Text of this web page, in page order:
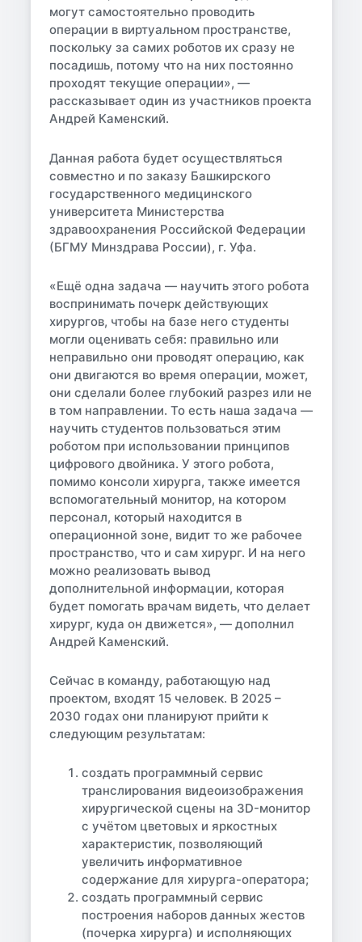
могут самостоятельно проводить
операции в виртуальном пространстве,
поскольку за самих роботов их сразу не
посадишь, потому что на них постоянно
проходят текущие операции», —
рассказывает один из участников проекта
Андрей Каменский.
Данная работа будет осуществляться
совместно и по заказу Башкирского
государственного медицинского
университета Министерства
здравоохранения Российской Федерации
(БГМУ Минздрава России), г. Уфа.
«Ещё одна задача — научить этого робота
воспринимать почерк действующих
хирургов, чтобы на базе него студенты
могли оценивать себя: правильно или
неправильно они проводят операцию, как
они двигаются во время операции, может,
они сделали более глубокий разрез или не
в том направлении. То есть наша задача —
научить студентов пользоваться этим
роботом при использовании принципов
цифрового двойника. У этого робота,
помимо консоли хирурга, также имеется
вспомогательный монитор, на котором
персонал, который находится в
операционной зоне, видит то же рабочее
пространство, что и сам хирург. И на него
можно реализовать вывод
дополнительной информации, которая
будет помогать врачам видеть, что делает
хирург, куда он движется», — дополнил
Андрей Каменский.
Сейчас в команду, работающую над
проектом, входят 15 человек. В 2025 –
2030 годах они планируют прийти к
следующим результатам:
создать программный сервис
транслирования видеоизображения
хирургической сцены на 3D-монитор
с учётом цветовых и яркостных
характеристик, позволяющий
увеличить информативное
содержание для хирурга-оператора;
создать программный сервис
построения наборов данных жестов
(почерка хирурга) и исполняющих